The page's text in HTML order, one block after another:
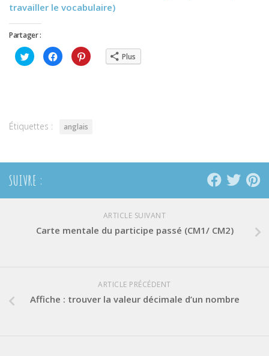
travailler le vocabulaire)
Partager :
Cliquez
pour
partager
Cliquez
pour
partager
Cliquez
pour Plus
Étiquettes : anglais
SUIVRE :
ARTICLE SUIVANT
Carte mentale du participe passé (CM1/ CM2)
ARTICLE PRÉCÉDENT
Affiche : trouver la valeur décimale d’un nombre